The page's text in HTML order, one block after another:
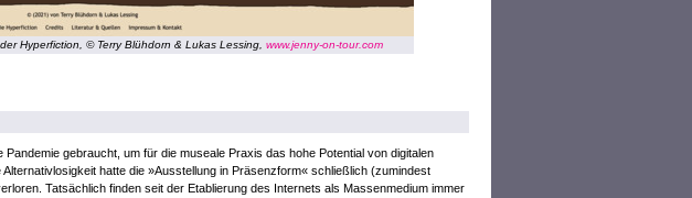
Hyperfiction, © Terry Blühdorn & Lukas Lessing, www.jenny-on-tour.com
gebraucht, um für die museale Praxis das hohe Potential von digitalen
hatte die »Ausstellung in Präsenzform« schließlich (zumindest
Tatsächlich finden seit der Etablierung des Internets als Massenmedium immer